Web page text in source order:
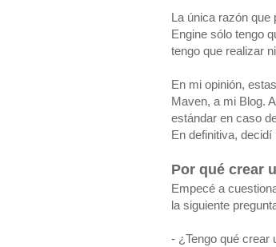
La única razón que
Engine sólo tengo
tengo que realizar
En mi opinión,
Maven, a mi Blog.
estándar en caso
En definitiva,
Por qué crear
Empecé a
la siguiente
- ¿Tengo qué crear